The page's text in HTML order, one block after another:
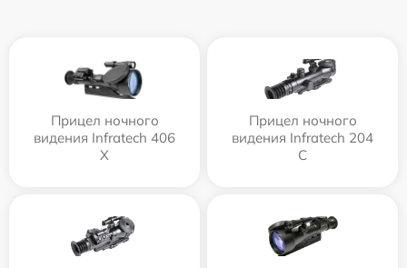
Прицел ночного
видения Infratech 406
Х
Прицел ночного
видения Infratech 204
С